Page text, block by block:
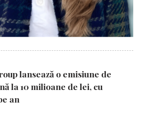
lansează o emisiune de
la 10 milioane de lei, cu
an